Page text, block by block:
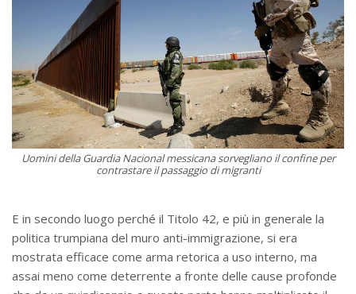
Uomini dellaGuardia Nacionalmessicana sorvegliano il confine per
contrastare il passaggio di migranti
E in secondo luogo perché il Titolo 42, e più in generale la
politica trumpiana del muro anti-immigrazione, si era
mostrata efficace come arma retorica a uso interno, ma
assai meno come deterrente a fronte delle cause profonde